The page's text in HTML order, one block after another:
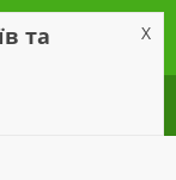
та X